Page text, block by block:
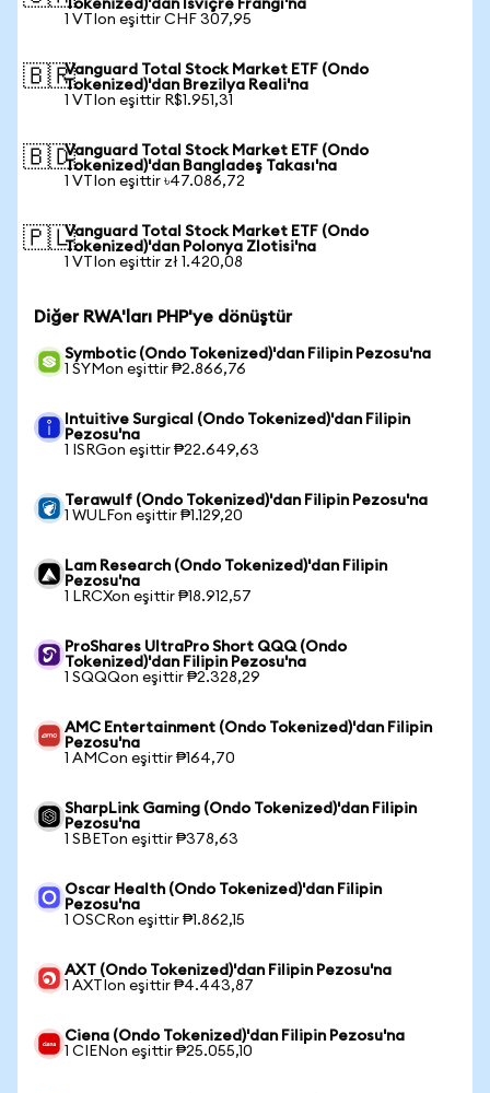
Tokenized)'dan İsviçre Frangı'na
1 VTIon eşittir CHF 307,95
🇧🇷Vanguard Total Stock Market ETF (Ondo
Tokenized)'dan Brezilya Reali'na
1 VTIon eşittir R$1.951,31
🇧🇩Vanguard Total Stock Market ETF (Ondo
Tokenized)'dan Bangladeş Takası'na
1 VTIon eşittir ৳47.086,72
🇵🇱Vanguard Total Stock Market ETF (Ondo
Tokenized)'dan Polonya Zlotisi'na
1 VTIon eşittir zł 1.420,08
Diğer RWA'ları PHP'ye dönüştür
Symbotic (Ondo Tokenized)'dan Filipin Pezosu'na
1 SYMon eşittir ₱2.866,76
Intuitive Surgical (Ondo Tokenized)'dan Filipin
Pezosu'na
1 ISRGon eşittir ₱22.649,63
Terawulf (Ondo Tokenized)'dan Filipin Pezosu'na
1 WULFon eşittir ₱1.129,20
Lam Research (Ondo Tokenized)'dan Filipin
Pezosu'na
1 LRCXon eşittir ₱18.912,57
ProShares UltraPro Short QQQ (Ondo
Tokenized)'dan Filipin Pezosu'na
1 SQQQon eşittir ₱2.328,29
AMC Entertainment (Ondo Tokenized)'dan Filipin
Pezosu'na
1 AMCon eşittir ₱164,70
SharpLink Gaming (Ondo Tokenized)'dan Filipin
Pezosu'na
1 SBETon eşittir ₱378,63
Oscar Health (Ondo Tokenized)'dan Filipin
Pezosu'na
1 OSCRon eşittir ₱1.862,15
AXT (Ondo Tokenized)'dan Filipin Pezosu'na
1 AXTIon eşittir ₱4.443,87
Ciena (Ondo Tokenized)'dan Filipin Pezosu'na
1 CIENon eşittir ₱25.055,10